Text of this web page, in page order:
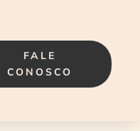
FALE
CONOSCO